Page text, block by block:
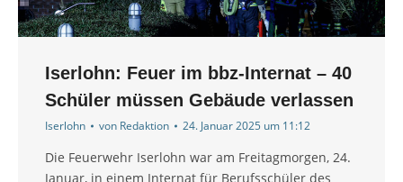
Iserlohn: Feuer im bbz-Internat – 40
Schüler müssen Gebäude verlassen
Iserlohn von Redaktion 24. Januar 2025 um 11:12
Die Feuerwehr Iserlohn war am Freitagmorgen, 24.
Januar, in einem Internat für Berufsschüler des